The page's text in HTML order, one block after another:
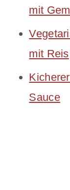
mit
mit Reis
Sauce